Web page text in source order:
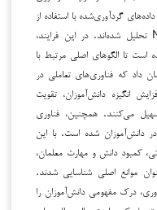
گردآوری‌شده با استفاده از
روش تحلیل محتوای کیفی و نرم‌افزار NVivo تحلیل شده‌اند. در این فرایند،
است تا الگوهای اصلی مرتبط با
داد که فناوری‌های تعاملی در
انگیزه دانش‌آموزان، تقویت
می‌کنند. همچنین، فناوری
دانش‌آموزان شده است. با این
کمبود دانش و مهارت معلمان،
موانع اصلی شناسایی شدند.
درک مفهومی دانش‌آموزان را